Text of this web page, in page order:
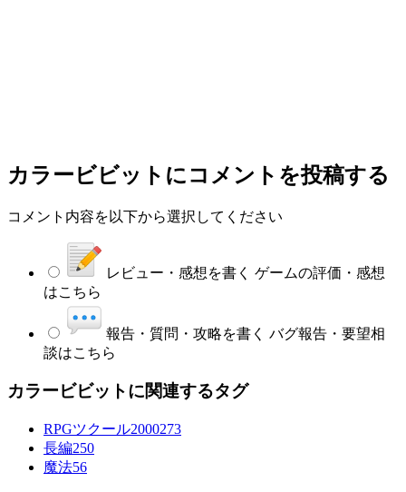
カラービビット にコメントを投稿する
コメント内容を以下から選択してください
レビュー・感想を書く ゲームの評価・感想
はこちら
報告・質問・攻略を書く バグ報告・要望相
談はこちら
カラービビットに関連するタグ
RPGツクール2000273
長編250
魔法56